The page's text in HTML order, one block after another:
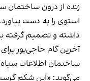
زنده از درون ساختمان
استوی را به دست
داشته و تصمیم گرفته
آخرین گام حاجی‌پور
ساختمان اطلاعات سپاه
می‌گوید: «این شکم